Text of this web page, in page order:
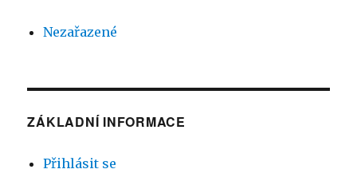
Nezařazené
ZÁKLADNÍ INFORMACE
Přihlásit se